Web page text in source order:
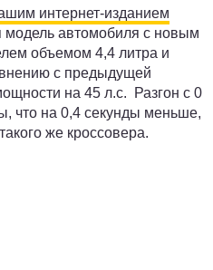
интернет-изданием
модель автомобиля с новым
объемом 4,4 литра и
с предыдущей
на 45 л.с. Разгон с 0
что на 0,4 секунды меньше,
же кроссовера.